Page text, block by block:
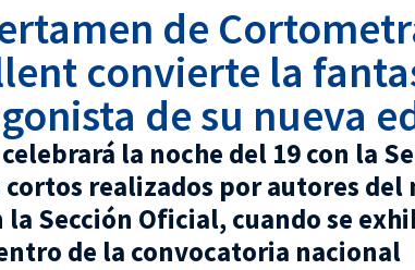
de
convierte la
de su nueva
la noche del 19 con la
realizados por autores
la Sección Oficial, cuando se
de la convocatoria nacional